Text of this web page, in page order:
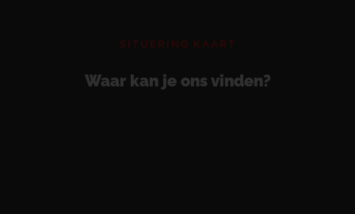
SITUERING KAART
Waar kan je ons vinden?